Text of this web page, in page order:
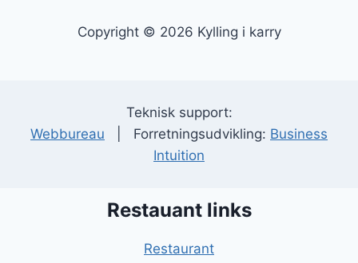
Copyright © 2026 Kylling i karry
Teknisk support:
Webbureau | Forretningsudvikling: Business
Intuition
Restauant links
Restaurant